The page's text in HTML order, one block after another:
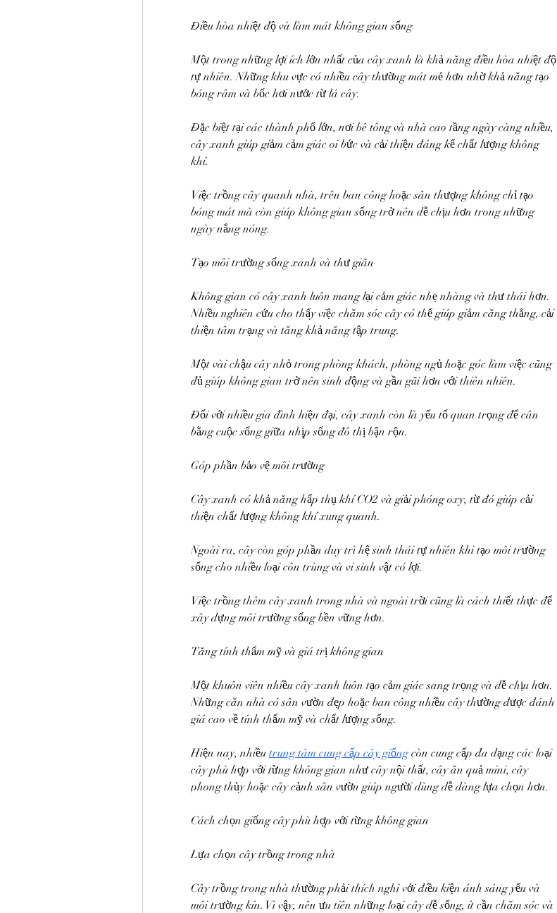
Điều hòa nhiệt độ và làm mát không gian sống
Một trong những lợi ích lớn nhất của cây xanh là khả năng điều hòa nhiệt độ
tự nhiên. Những khu vực có nhiều cây thường mát mẻ hơn nhờ khả năng tạo
bóng râm và bốc hơi nước từ lá cây.
Đặc biệt tại các thành phố lớn, nơi bê tông và nhà cao tầng ngày càng nhiều,
cây xanh giúp giảm cảm giác oi bức và cải thiện đáng kể chất lượng không
khí.
Việc trồng cây quanh nhà, trên ban công hoặc sân thượng không chỉ tạo
bóng mát mà còn giúp không gian sống trở nên dễ chịu hơn trong những
ngày nắng nóng.
Tạo môi trường sống xanh và thư giãn
Không gian có cây xanh luôn mang lại cảm giác nhẹ nhàng và thư thái hơn.
Nhiều nghiên cứu cho thấy việc chăm sóc cây có thể giúp giảm căng thẳng, cải
thiện tâm trạng và tăng khả năng tập trung.
Một vài chậu cây nhỏ trong phòng khách, phòng ngủ hoặc góc làm việc cũng
đủ giúp không gian trở nên sinh động và gần gũi hơn với thiên nhiên.
Đối với nhiều gia đình hiện đại, cây xanh còn là yếu tố quan trọng để cân
bằng cuộc sống giữa nhịp sống đô thị bận rộn.
Góp phần bảo vệ môi trường
Cây xanh có khả năng hấp thụ khí CO2 và giải phóng oxy, từ đó giúp cải
thiện chất lượng không khí xung quanh.
Ngoài ra, cây còn góp phần duy trì hệ sinh thái tự nhiên khi tạo môi trường
sống cho nhiều loại côn trùng và vi sinh vật có lợi.
Việc trồng thêm cây xanh trong nhà và ngoài trời cũng là cách thiết thực để
xây dựng môi trường sống bền vững hơn.
Tăng tính thẩm mỹ và giá trị không gian
Một khuôn viên nhiều cây xanh luôn tạo cảm giác sang trọng và dễ chịu hơn.
Những căn nhà có sân vườn đẹp hoặc ban công nhiều cây thường được đánh
giá cao về tính thẩm mỹ và chất lượng sống.
Hiện nay, nhiều trung tâm cung cấp cây giống còn cung cấp đa dạng các loại
cây phù hợp với từng không gian như cây nội thất, cây ăn quả mini, cây
phong thủy hoặc cây cảnh sân vườn giúp người dùng dễ dàng lựa chọn hơn.
Cách chọn giống cây phù hợp với từng không gian
Lựa chọn cây trồng trong nhà
Cây trồng trong nhà thường phải thích nghi với điều kiện ánh sáng yếu và
môi trường kín. Vì vậy, nên ưu tiên những loại cây dễ sống, ít cần chăm sóc và